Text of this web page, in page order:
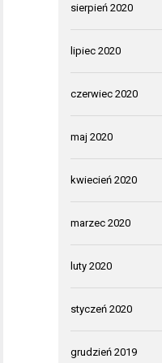
sierpień 2020
lipiec 2020
czerwiec 2020
maj 2020
kwiecień 2020
marzec 2020
luty 2020
styczeń 2020
grudzień 2019